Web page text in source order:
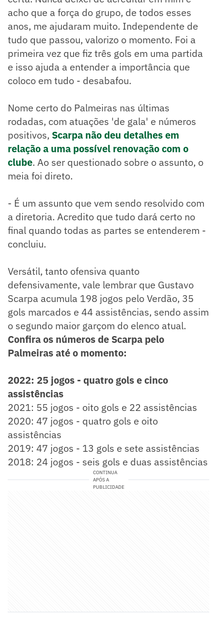
acho que a força do grupo, de todos esses
anos, me ajudaram muito. Independente de
tudo que passou, valorizo o momento. Foi a
primeira vez que fiz três gols em uma partida
e isso ajuda a entender a importância que
coloco em tudo - desabafou.
Nome certo do Palmeiras nas últimas
rodadas, com atuações 'de gala' e números
positivos, Scarpa não deu detalhes em
relação a uma possível renovação com o
clube. Ao ser questionado sobre o assunto, o
meia foi direto.
- É um assunto que vem sendo resolvido com
a diretoria. Acredito que tudo dará certo no
final quando todas as partes se entenderem -
concluiu.
Versátil, tanto ofensiva quanto
defensivamente, vale lembrar que Gustavo
Scarpa acumula 198 jogos pelo Verdão, 35
gols marcados e 44 assistências, sendo assim
o segundo maior garçom do elenco atual.
Confira os números de Scarpa pelo
Palmeiras até o momento:
2022: 25 jogos - quatro gols e cinco
assistências
2021: 55 jogos - oito gols e 22 assistências
2020: 47 jogos - quatro gols e oito
assistências
2019: 47 jogos - 13 gols e sete assistências
2018: 24 jogos - seis gols e duas assistências
CONTINUA
APÓS A
PUBLICIDADE